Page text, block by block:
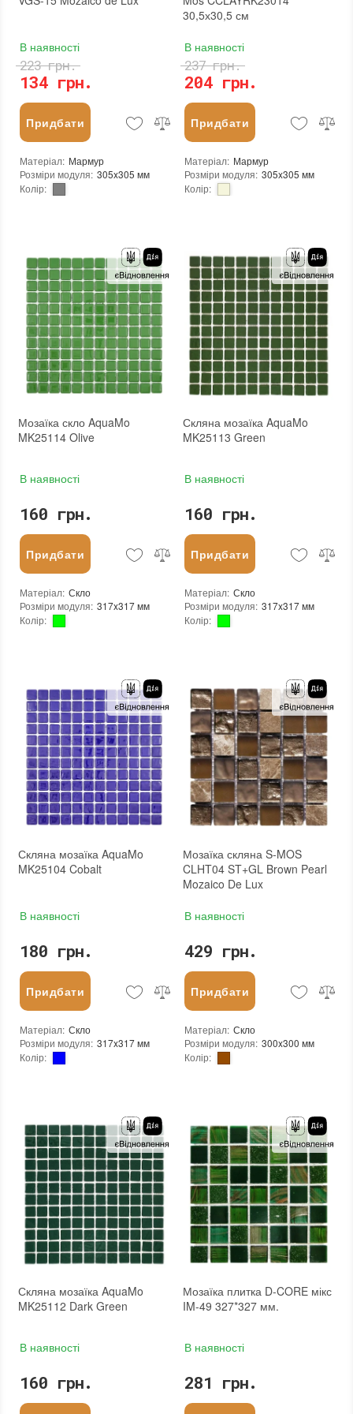
В наявності
134 грн.
223 грн.
Придбати
Матеріал: Мармур
Розміри модуля: 305x305 мм
Колір:
Текстура (особливості): Мармур
Основа: Сітка
Призначення:
В інтер'єрі, Для лазні, Для басейну, Для ванної кімнати та туалету, Для вітальні, Для душової, Для кухні, Для спальні, Для фартуха, Для фасаду, Для хамама
Вага модуля: 1,529
Розмір чіпа 15x15 мм
Товщина чіпа: 8 мм
Площа модуля: 0,093 м²
Країна виробника: Китай
Бренд: Mozaico de Lux
Тип поверхні
Глянцева
новий
30,5х30,5 см
В наявності
204 грн.
237 грн.
Придбати
Матеріал: Мармур
Розміри модуля: 305x305 мм
Колір:
Вага (брутто): 0.773 кг
Основа: Сітка
Призначення:
В інтер'єрі, Для лазні, Для басейну, Для ванної кімнати та туалету, Для вітальні, Для душової, Для кухні, Для спальні, Для фартуха, Для фасаду, Для хамама
Вага модуля: 0,7 кг
Розмір чіпа: 23x23 мм
Товщина чіпа: 4 мм
Площа модуля: 0,093 м²
Країна виробника: Китай
Бренд: Mozaico de Lux
Тип поверхні: Матова
новий
Мозаїка скло AquaMo
MK25114 Olive
В наявності
160 грн.
Придбати
Матеріал: Скло
Розміри модуля: 317x317 мм
Колір:
Основа: Папір, Сітка
Призначення:
В інтер'єрі, Для лазні, Для басейну, Для ванної кімнати та туалету, Для вітальні, Для душової, Для кухні, Для спальні, Для фартуха, Для фасаду, Для хамама
Кількість модулів у упаковці:
20 шт.
Розмір чіпа: 25x25 мм
Товщина чіпа : 4 мм
Площа модуля: 0,1 м²
Країна виробника: Україна
Бренд: AquaMo
Тип поверхні: Глянцева
новий
Скляна мозаїка AquaMo
MK25113 Green
В наявності
160 грн.
Придбати
Матеріал: Скло
Розміри модуля: 317x317 мм
Колір:
Основа: Папір, Сітка
Призначення:
В інтер'єрі, Для лазні, Для басейну, Для ванної кімнати та туалету, Для вітальні, Для душової, Для кухні, Для спальні, Для фартуха, Для фасаду, Для хамама
Кількість модулів у упаковці:
20 шт.
Розмір чіпа: 25x25 мм
Товщина чіпа: 4 мм
Площа модуля: 0,1 м²
Країна виробника: Україна
Бренд: AquaMo
Тип поверхні: Глянцева
новий
Скляна мозаїка AquaMo
MK25104 Cobalt
В наявності
180 грн.
Придбати
Матеріал: Скло
Розміри модуля: 317x317 мм
Колір:
Основа: Папір, Сітка
Призначення:
В інтер'єрі, Для лазні, Для басейну, Для ванної кімнати та туалету, Для вітальні, Для душової, Для кухні, Для спальні, Для фартуха, Для фасаду, Для хамама
Кількість модулів у упаковці:
20 шт.
Розмір чіпа :
25x25 мм
Товщина чіпа: 4 мм
Площа модуля: 0,1 м²
Країна виробника: Україна
Бренд: AquaMo
Тип поверхні: Глянцева
новий
Мозаїка скляна S-MOS
CLHT04 ST+GL Brown Pearl
Mozaico De Lux
В наявності
429 грн.
Придбати
Матеріал: Скло
Розміри модуля: 300x300 мм
Колір:
Призначення:
В інтер'єрі, Для лазні, Для басейну, Для ванної кімнати та туалету, Для вітальні, Для душової, Для кухні, Для спальні, Для фартуха, Для фасаду, Для хамама
Розмір чіпа
23x23 мм
Товщина чіпа: 8 мм
Площа модуля: 0,09 м²
Країна виробника
Китай
Бренд: Mozaico de Lux
Тип поверхні: Матова, Глянцева
новий
Скляна мозаїка AquaMo
MK25112 Dark Green
В наявності
160 грн.
Мозаїка плитка D-CORE мікс
IM-49 327*327 мм.
В наявності
281 грн.